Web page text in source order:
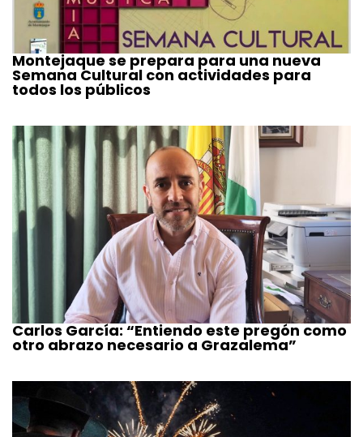
Montejaque se prepara para una nueva
Semana Cultural con actividades para
todos los públicos
Carlos García: “Entiendo este pregón como
otro abrazo necesario a Grazalema”